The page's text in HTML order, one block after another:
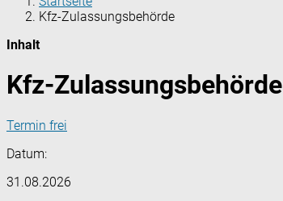
Kfz-Zulassungsbehörde
Inhalt
Kfz-Zulassungsbehörde
Termin frei
Datum:
31.08.2026